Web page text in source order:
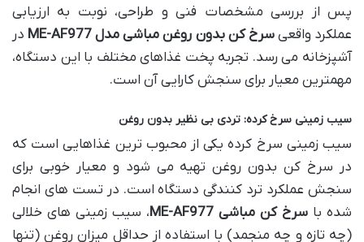
پس از بررسی مشخصات فنی و طراحی، نوبت به ارزیابی
عملکرد واقعیسرخ کن بدون روغن مباشی مدل ME-AF977
در
آشپزخانه می رسد. تجربه پخت غذاهای مختلف با این دستگاه،
مهمترین معیار برای سنجش کارایی آن است.
سیب زمینی سرخ کرده: تردی بی نظیر بدون روغن
سیب زمینی سرخ کرده یکی از محبوب ترین غذاهایی است که
در سرخ کن بدون روغن تهیه می شود و معیار خوبی برای
سنجش عملکرد ترد کنندگی دستگاه است. در تست های انجام
شده با سرخ کن مباشی ME-AF977
، سیب زمینی های خلالی
(چه تازه و چه منجمد) با استفاده از حداقل میزان روغن (تنها